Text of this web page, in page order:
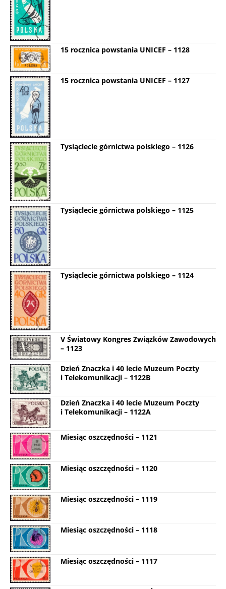
15 rocznica powstania UNICEF – 1128
15 rocznica powstania UNICEF – 1127
Tysiąclecie górnictwa polskiego – 1126
Tysiąclecie górnictwa polskiego – 1125
Tysiąclecie górnictwa polskiego – 1124
V Światowy Kongres Związków Zawodowych
– 1123
Dzień Znaczka i 40 lecie Muzeum Poczty
i Telekomunikacji – 1122B
Dzień Znaczka i 40 lecie Muzeum Poczty
i Telekomunikacji – 1122A
Miesiąc oszczędności – 1121
Miesiąc oszczędności – 1120
Miesiąc oszczędności – 1119
Miesiąc oszczędności – 1118
Miesiąc oszczędności – 1117